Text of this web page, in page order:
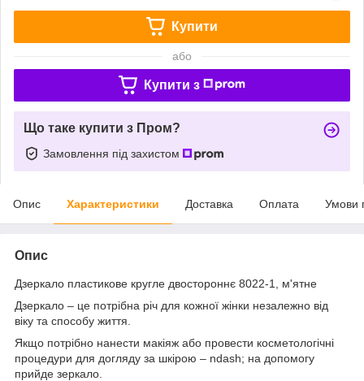
Купити
або
Купити з
Що таке купити з Пром?
Замовлення під захистом
Опис Характеристики Доставка Оплата Умови
Опис
Дзеркало пластикове кругле двостороннє 8022-1, м'ятне
Дзеркало – це потрібна річ для кожної жінки незалежно від
віку та способу життя.
Якщо потрібно нанести макіяж або провести косметологічні
процедури для догляду за шкірою – ndash; на допомогу
прийде зеркало.